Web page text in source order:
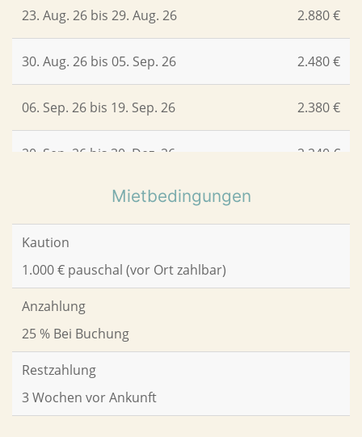
23. Aug. 26 bis 29. Aug. 26 2.880 €
30. Aug. 26 bis 05. Sep. 26 2.480 €
06. Sep. 26 bis 19. Sep. 26 2.380 €
20. Sep. 26 bis 30. Dez. 26 2.240 €
Mietbedingungen
Kaution
1.000 € pauschal (vor Ort zahlbar)
Anzahlung
25 % Bei Buchung
Restzahlung
3 Wochen vor Ankunft